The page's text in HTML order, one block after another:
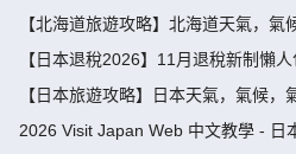
【北海道旅遊攻略】北海道天氣，氣
【日本退稅2026】11月退稅新制懶
袋及限額全攻略 - 永安旅遊
【日本旅遊攻略】日本天氣，氣候，
2026 Visit Japan Web 中文教學 - 日